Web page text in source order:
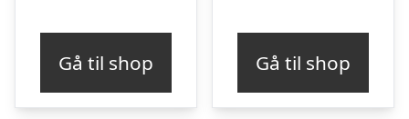
Gå til shop Gå til shop